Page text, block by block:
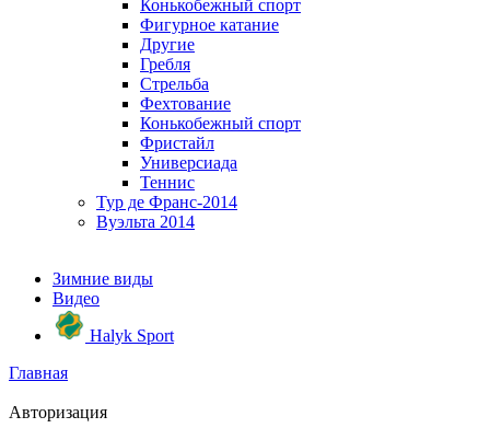
Конькобежный спорт
Фигурное катание
Другие
Гребля
Стрельба
Фехтование
Конькобежный спорт
Фристайл
Универсиада
Теннис
Тур де Франс-2014
Вуэльта 2014
Зимние виды
Видео
Halyk Sport
Главная
Авторизация